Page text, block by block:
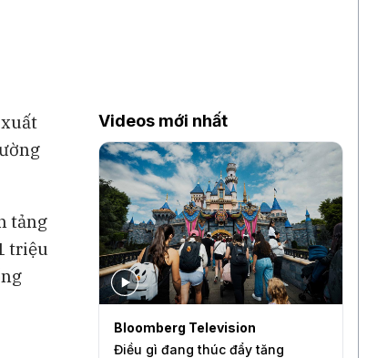
tảng
triệu
Videos mới nhất
Bloomberg Television
Điều gì đang thúc đẩy tăng